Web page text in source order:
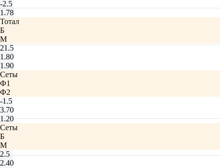
-2.5
1.78
Тотал
Б
М
21.5
1.80
1.90
Сеты
Ф1
Ф2
-1.5
3.70
1.20
Сеты
Б
М
2.5
2.40